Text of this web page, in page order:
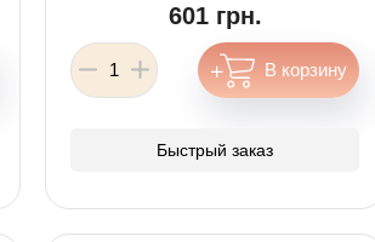
601 грн.
Быстрый заказ